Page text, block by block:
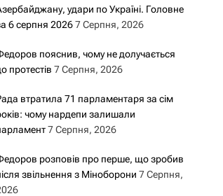
удари по Україні. Головне
6 серпня 2026 7 Серпня, 2026
пояснив, чому не долучається
протестів 7 Серпня, 2026
втратила 71 парламентаря за сім
чому нардепи залишали
7 Серпня, 2026
розповів про перше, що зробив
звільнення з Міноборони 7 Серпня,